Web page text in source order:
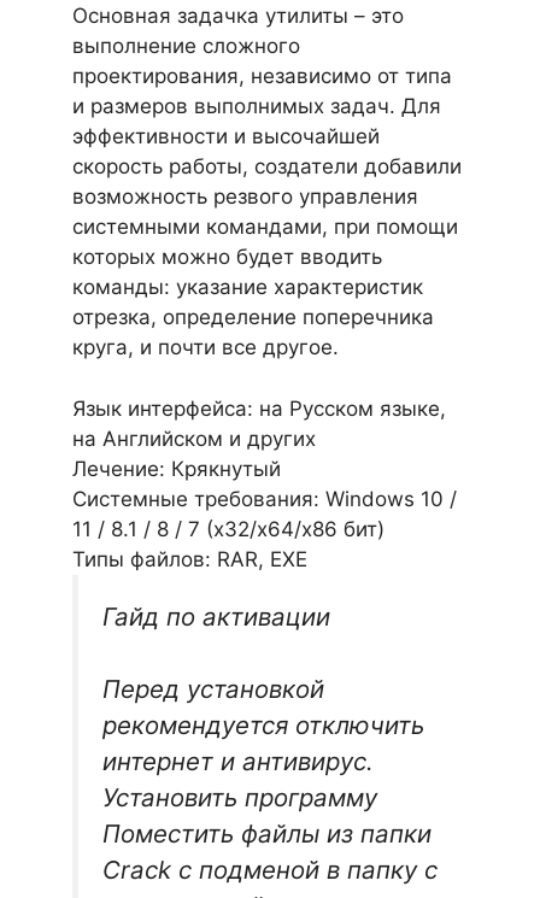
Основная задачка утилиты – это
выполнение сложного
проектирования, независимо от типа
и размеров выполнимых задач. Для
эффективности и высочайшей
скорость работы, создатели добавили
возможность резвого управления
системными командами, при помощи
которых можно будет вводить
команды: указание характеристик
отрезка, определение поперечника
круга, и почти все другое.
Язык интерфейса: на Русском языке,
на Английском и других
Лечение: Крякнутый
Системные требования: Windows 10 /
11 / 8.1 / 8 / 7 (х32/x64/x86 бит)
Типы файлов: RAR, EXE
Гайд по активации
Перед установкой
рекомендуется отключить
интернет и антивирус.
Установить программу
Поместить файлы из папки
Crack с подменой в папку с